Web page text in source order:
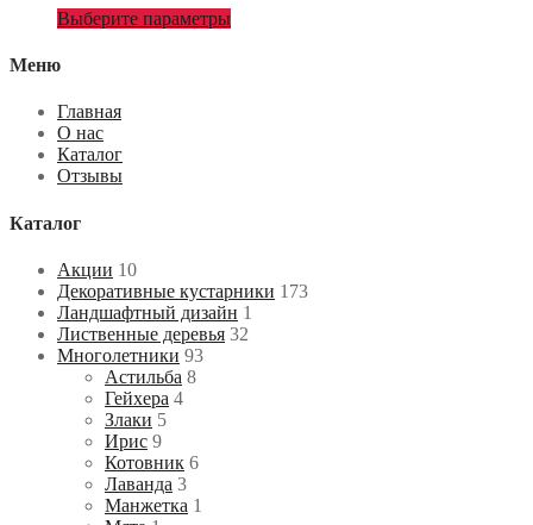
Выберите параметры
Меню
Главная
О нас
Каталог
Отзывы
Каталог
Акции 10
Декоративные кустарники 173
Ландшафтный дизайн 1
Лиственные деревья 32
Многолетники 93
Астильба 8
Гейхера 4
Злаки 5
Ирис 9
Котовник 6
Лаванда 3
Манжетка 1